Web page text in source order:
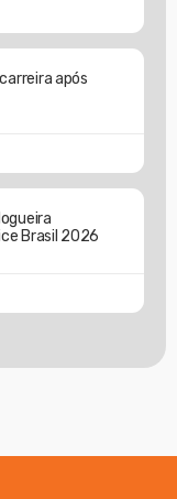
após
Brasil 2026